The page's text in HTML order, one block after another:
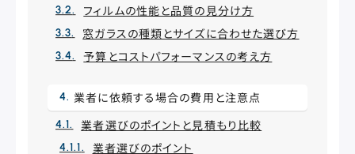
フィルムの性能と品質の見分け方
窓ガラスの種類とサイズに合わせた選び方
予算とコストパフォーマンスの考え方
業者に依頼する場合の費用と注意点
業者選びのポイントと見積もり比較
業者選びのポイント